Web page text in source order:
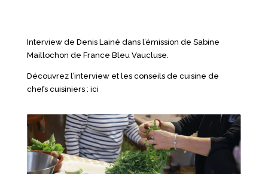
Interview de Denis Lainé dans l’émission de Sabine
Maillochon de France Bleu Vaucluse.
Découvrez l’interview et les conseils de cuisine de
chefs cuisiniers : ici